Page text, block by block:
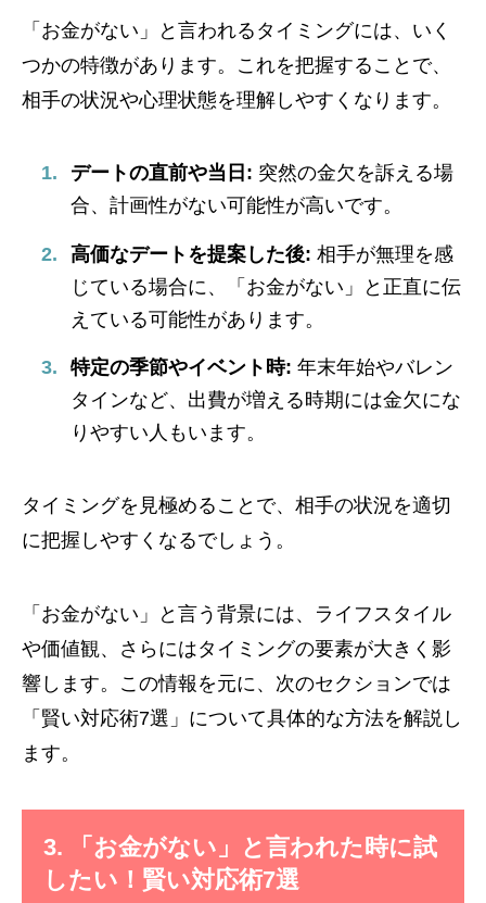
「お金がない」と言われるタイミングには、いく
つかの特徴があります。これを把握することで、
相手の状況や心理状態を理解しやすくなります。
デートの直前や当日: 突然の金欠を訴える場
合、計画性がない可能性が高いです。
高価なデートを提案した後: 相手が無理を感
じている場合に、「お金がない」と正直に伝
えている可能性があります。
特定の季節やイベント時: 年末年始やバレン
タインなど、出費が増える時期には金欠にな
りやすい人もいます。
タイミングを見極めることで、相手の状況を適切
に把握しやすくなるでしょう。
「お金がない」と言う背景には、ライフスタイル
や価値観、さらにはタイミングの要素が大きく影
響します。この情報を元に、次のセクションでは
「賢い対応術7選」について具体的な方法を解説し
ます。
3. 「お金がない」と言われた時に試
したい！賢い対応術7選